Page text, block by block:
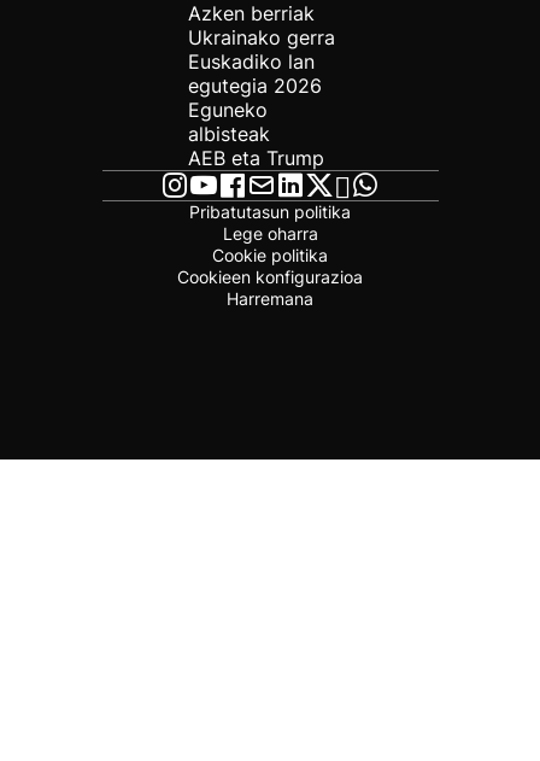
Azken berriak
Ukrainako gerra
Euskadiko lan
egutegia 2026
Eguneko
albisteak
AEB eta Trump
Pribatutasun politika
Lege oharra
Cookie politika
Cookieen konfigurazioa
Harremana